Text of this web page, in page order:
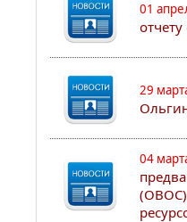
01
29
04